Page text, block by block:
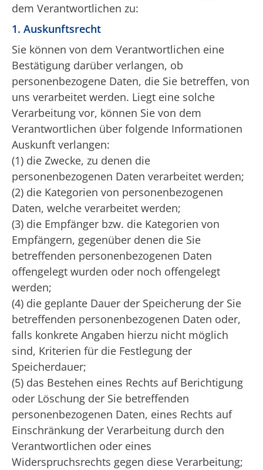
dem Verantwortlichen zu:
1. Auskunftsrecht
Sie können von dem Verantwortlichen eine
Bestätigung darüber verlangen, ob
personenbezogene Daten, die Sie betreffen, von
uns verarbeitet werden. Liegt eine solche
Verarbeitung vor, können Sie von dem
Verantwortlichen über folgende Informationen
Auskunft verlangen:
(1) die Zwecke, zu denen die
personenbezogenen Daten verarbeitet werden;
(2) die Kategorien von personenbezogenen
Daten, welche verarbeitet werden;
(3) die Empfänger bzw. die Kategorien von
Empfängern, gegenüber denen die Sie
betreffenden personenbezogenen Daten
offengelegt wurden oder noch offengelegt
werden;
(4) die geplante Dauer der Speicherung der Sie
betreffenden personenbezogenen Daten oder,
falls konkrete Angaben hierzu nicht möglich
sind, Kriterien für die Festlegung der
Speicherdauer;
(5) das Bestehen eines Rechts auf Berichtigung
oder Löschung der Sie betreffenden
personenbezogenen Daten, eines Rechts auf
Einschränkung der Verarbeitung durch den
Verantwortlichen oder eines
Widerspruchsrechts gegen diese Verarbeitung;